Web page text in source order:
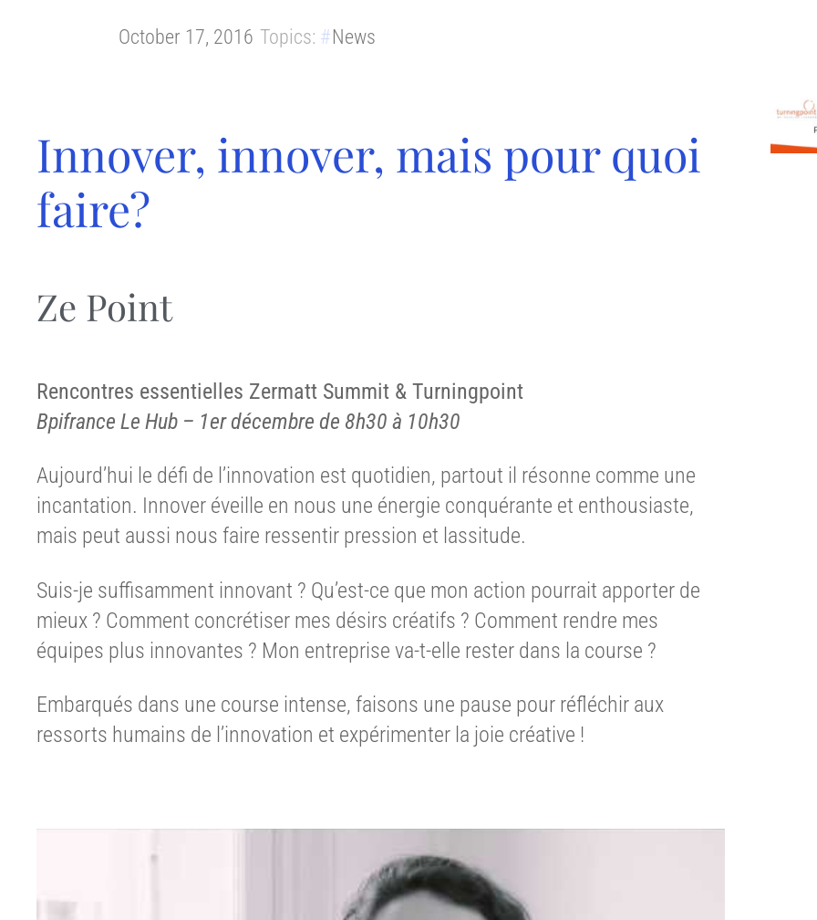
October 17, 2016 Topics: News
Innover, innover, mais pour quoi
faire?
Ze Point
Rencontres essentielles Zermatt Summit & Turningpoint
Bpifrance Le Hub – 1er décembre de 8h30 à 10h30
Aujourd’hui le défi de l’innovation est quotidien, partout il résonne comme une
incantation. Innover éveille en nous une énergie conquérante et enthousiaste,
mais peut aussi nous faire ressentir pression et lassitude.
Suis-je suffisamment innovant ? Qu’est-ce que mon action pourrait apporter de
mieux ? Comment concrétiser mes désirs créatifs ? Comment rendre mes
équipes plus innovantes ? Mon entreprise va-t-elle rester dans la course ?
Embarqués dans une course intense, faisons une pause pour réfléchir aux
ressorts humains de l’innovation et expérimenter la joie créative !